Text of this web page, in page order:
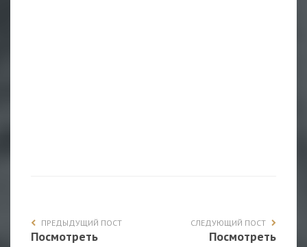
ПРЕДЫДУЩИЙ ПОСТ
Посмотреть
СЛЕДУЮЩИЙ ПОСТ
Посмотреть